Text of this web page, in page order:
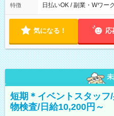
特徴 日払いOK / 副業・Wワー
気になる！ 応
短期＊イベントスタッ
物検査/日給10,200円～